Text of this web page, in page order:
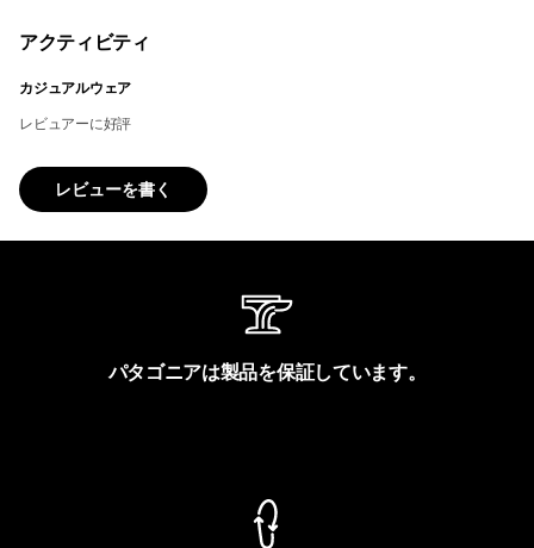
アクティビティ
カジュアルウェア
レビュアーに好評
レビューを書く
パタゴニアは製品を保証しています。